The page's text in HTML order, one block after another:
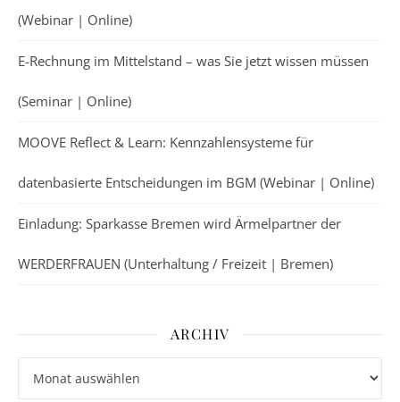
(Webinar | Online)
E-Rechnung im Mittelstand – was Sie jetzt wissen müssen
(Seminar | Online)
MOOVE Reflect & Learn: Kennzahlensysteme für
datenbasierte Entscheidungen im BGM (Webinar | Online)
Einladung: Sparkasse Bremen wird Ärmelpartner der
WERDERFRAUEN (Unterhaltung / Freizeit | Bremen)
ARCHIV